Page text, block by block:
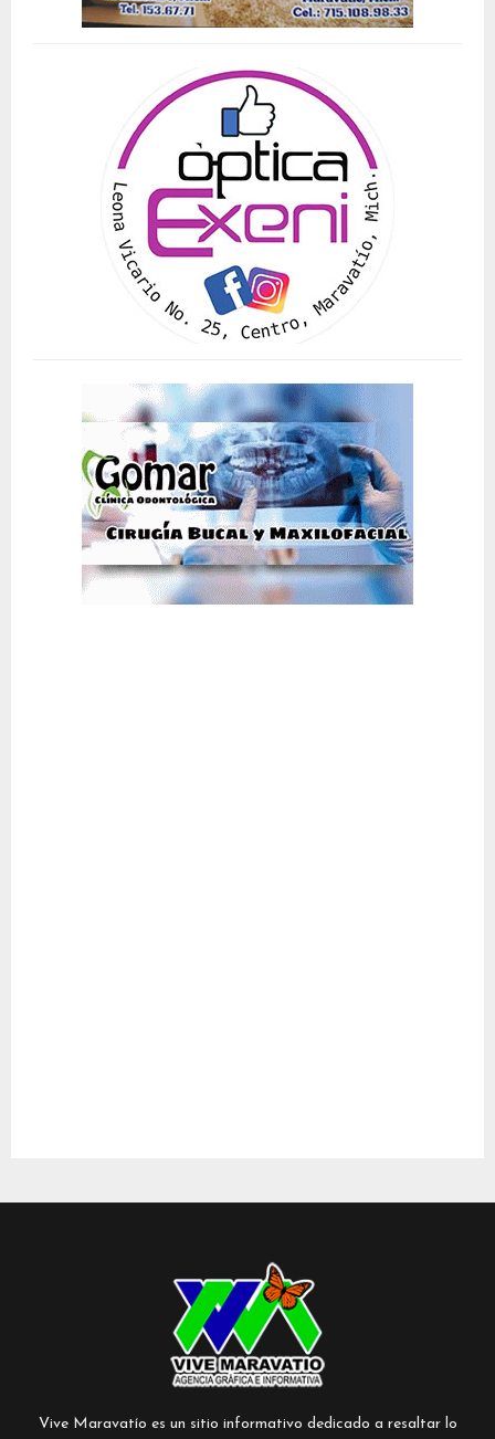
Vive Maravatío es un sitio informativo dedicado a resaltar lo